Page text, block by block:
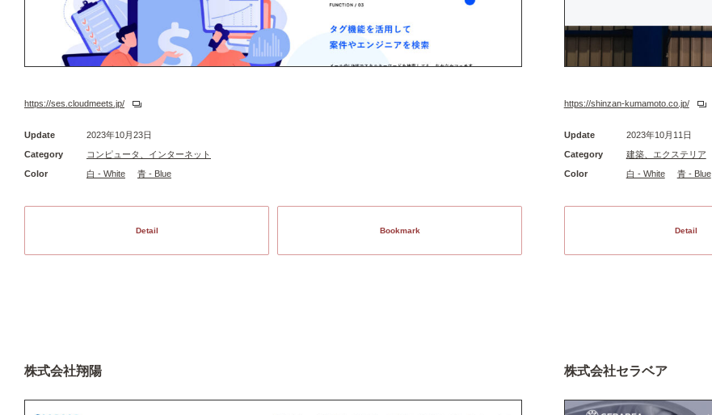
https://ses.cloudmeets.jp/
Update
2023年10月23日
Category
コンピュータ、インターネット
Color
白 - White 青 - Blue
Detail Bookmark
https://shinzan-kumamoto.co.jp/
Update
2023年10月11日
Category
建築、エクステリア
Color
白 - White 青 - Blue
Detail
株式会社翔陽 株式会社セラベア